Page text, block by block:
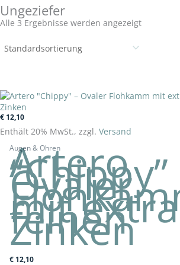
Ungeziefer
Alle 3 Ergebnisse werden angezeigt
€ 12,10
Enthält 20% MwSt., zzgl. Versand
Augen & Ohren
Artero
“Chippy”
Ovaler
mit extra
feinen
Zinken
€ 12,10